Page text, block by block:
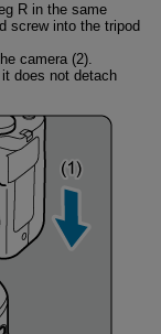
R in the same
screw into the tripod
camera (2).
does not detach